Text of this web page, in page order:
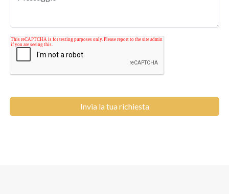
Invia la tua richiesta